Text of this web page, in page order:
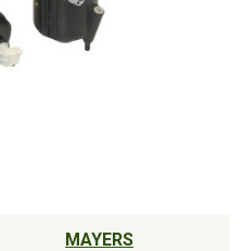
MAYERS